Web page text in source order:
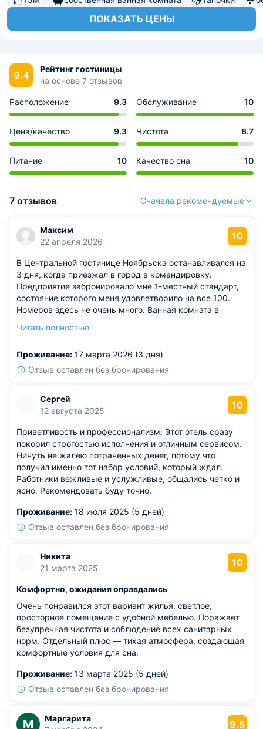
ПОКАЗАТЬ ЦЕНЫ
9.4
Рейтинг гостиницы
на основе 7 отзывов
Расположение 9.3 Обслуживание 10
Цена/качество 9.3 Чистота 8.7
Питание 10 Качество сна 10
7 отзывов Сначала рекомендуемые
Максим
22 апреля 2026
10
В Центральной гостинице Ноябрьска останавливался на
3 дня, когда приезжал в город в командировку.
Предприятие забронировало мне 1-местный стандарт,
состояние которого меня удовлетворило на все 100.
Номеров здесь не очень много. Ванная комната в
как набор полотенец, тапочки, средства гигиены.
каналов. Неплохо провел время в этой гостинице и
стоимость аренды приемлемая.
Читать полностью
Проживание: 17 марта 2026 (3 дня)
Отзыв оставлен без бронирования
Сергей
12 августа 2025
10
Приветливость и профессионализм: Этот отель сразу
покорил строгостью исполнения и отличным сервисом.
Ничуть не жалею потраченных денег, потому что
получил именно тот набор условий, который ждал.
Работники вежливые и услужливые, общались четко и
ясно. Рекомендовать буду точно.
Проживание: 18 июля 2025 (5 дней)
Отзыв оставлен без бронирования
Никита
21 марта 2025
10
Комфортно, ожидания оправдались
Очень понравился этот вариант жилья: светлое,
просторное помещение с удобной мебелью. Поражает
безупречная чистота и соблюдение всех санитарных
норм. Отдельный плюс — тихая атмосфера, создающая
комфортные условия для сна.
Проживание: 13 марта 2025 (5 дней)
Отзыв оставлен без бронирования
М
Маргарита
9.5